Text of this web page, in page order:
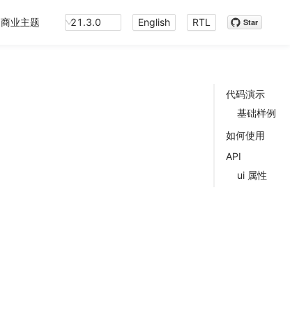
商业主题 21.3.0 English RTL Star
代码演示
基础样例
如何使用
API
ui 属性